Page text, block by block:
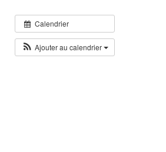
Calendrier
Ajouter au calendrier